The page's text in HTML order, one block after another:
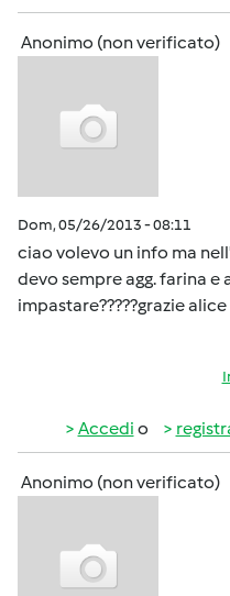
Anonimo (non verificato)
Dom, 05/26/2013 - 08:11
ciao volevo un info ma
devo sempre agg. farina
impastare?????grazie alice
Accedi o
Anonimo (non verificato)